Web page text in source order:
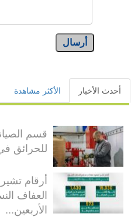
أرسال
أحدث الأخبار الأكثر مشاهدة
قسم
للحرائق
أرقام
العفاف
الأربعين...